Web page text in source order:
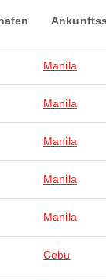
Manila
Manila
Manila
Manila
Manila
Cebu